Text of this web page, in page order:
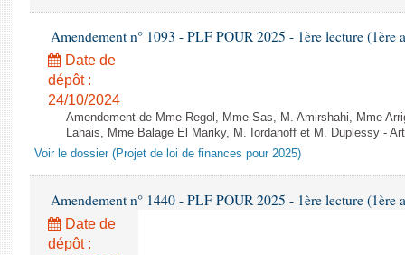
Comptes rendus des débats
Amendement n° 1093 - PLF POUR 2025 - 1ère lecture (1ère
Date de
dépôt :
24/10/2024
Amendement de Mme Regol, Mme Sas, M. Amirshahi, Mme
Lahais, Mme Balage El Mariky, M. Iordanoff et M. Duplessy -
Voir le dossier (Projet de loi de finances pour 2025)
Amendement n° 1440 - PLF POUR 2025 - 1ère lecture (1ère
Date de
dépôt :